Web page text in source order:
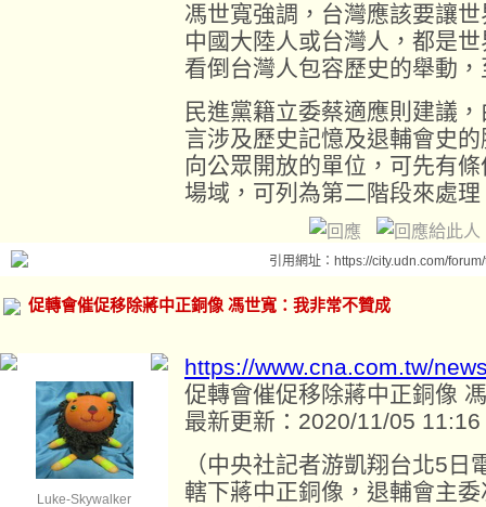
馮世寬強調，台灣應該要讓
中國大陸人或台灣人，都是
看倒台灣人包容歷史的舉動
民進黨籍立委蔡適應則建議
言涉及歷史記憶及退輔會史
向公眾開放的單位，可先有
場域，可列為第二階段來處理
引用網址：https://city.udn.com/
促轉會催促移除蔣中正銅像 馮世寬：我非常不贊成
Luke-Skywalker
https://www.cna.com.tw/
促轉會催促移除蔣中正銅像
最新更新：2020/11/05 11:16
（中央社記者游凱翔台北5
轄下蔣中正銅像，退輔會主